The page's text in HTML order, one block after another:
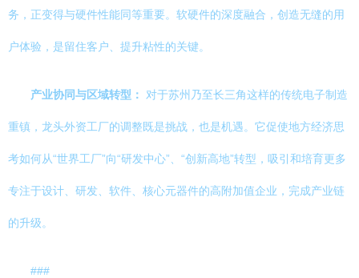
务，正变得与硬件性能同等重要。软硬件的深度融合，创造无缝的用
户体验，是留住客户、提升粘性的关键。
产业协同与区域转型： 对于苏州乃至长三角这样的传统电子制造
重镇，龙头外资工厂的调整既是挑战，也是机遇。它促使地方经济思
考如何从“世界工厂”向“研发中心”、“创新高地”转型，吸引和培育更多
专注于设计、研发、软件、核心元器件的高附加值企业，完成产业链
的升级。
###